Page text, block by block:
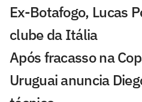
Ex-Botafogo, Lucas
clube da Itália
Após fracasso na
Uruguai anuncia